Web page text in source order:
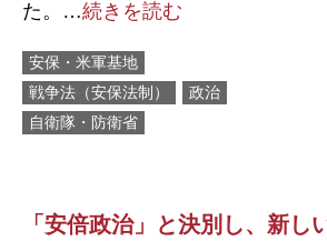
た。…続きを読む
安保・米軍基地
戦争法（安保法制）
政治
自衛隊・防衛省
「安倍政治」と決別し、新し